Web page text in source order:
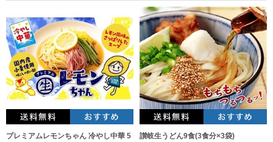
プレミアムレモンちゃん 冷やし中華 5
讃岐生うどん9食(3食分×3袋)